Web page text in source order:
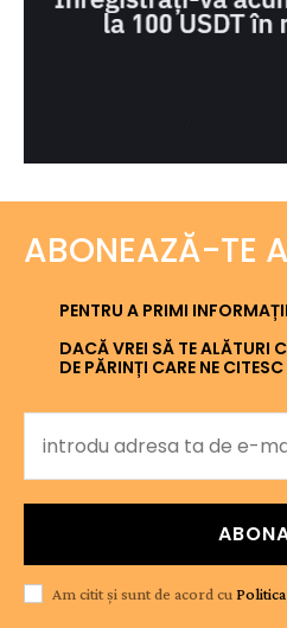
ABONEAZĂ-TE
PENTRU A PRIMI
DACĂ VREI SĂ TE ALĂTURI
DE PĂRINȚI CARE NE
Am citit și sunt de acord cu